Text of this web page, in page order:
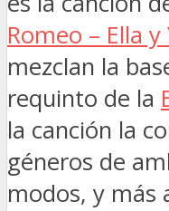
Romeo – Ella y
mezclan la
requinto de la
la canción la
géneros de
modos, y más